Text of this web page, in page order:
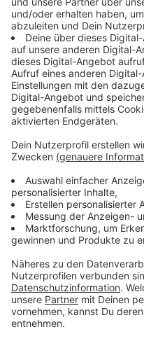
Landwirte haben
Leute einer britischen
Berfusgruppe, die den
Mama kann es nicht